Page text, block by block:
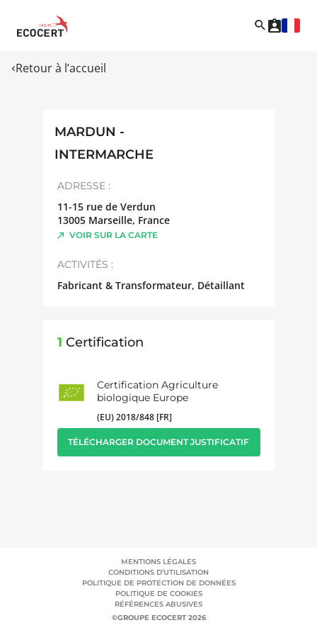
Retour à l’accueil
MARDUN -
INTERMARCHE
ADRESSE :
11-15 rue de Verdun
13005 Marseille, France
VOIR SUR LA CARTE
ACTIVITÉS :
Fabricant & Transformateur, Détaillant
1 Certification
Certification Agriculture
biologique Europe
(EU) 2018/848 [FR]
TÉLÉCHARGER DOCUMENT JUSTIFICATIF
MENTIONS LÉGALES
CONDITIONS D’UTILISATION
POLITIQUE DE PROTECTION DE DONNÉES
POLITIQUE DE COOKIES
RÉFÉRENCES ABUSIVES
©GROUPE ECOCERT 2026